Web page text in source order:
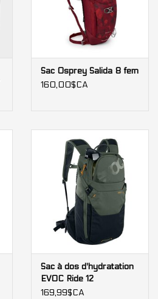
Sac Osprey Salida 8 fem
160,00$CA
Sac à dos d'hydratation
EVOC Ride 12
169,99$CA